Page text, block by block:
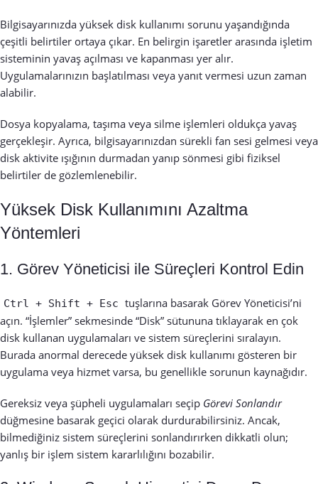
Bilgisayarınızda yüksek disk kullanımı sorunu yaşandığında
çeşitli belirtiler ortaya çıkar. En belirgin işaretler arasında işletim
sisteminin yavaş açılması ve kapanması yer alır.
Uygulamalarınızın başlatılması veya yanıt vermesi uzun zaman
alabilir.
Dosya kopyalama, taşıma veya silme işlemleri oldukça yavaş
gerçekleşir. Ayrıca, bilgisayarınızdan sürekli fan sesi gelmesi veya
disk aktivite ışığının durmadan yanıp sönmesi gibi fiziksel
belirtiler de gözlemlenebilir.
Yüksek Disk Kullanımını Azaltma
Yöntemleri
1. Görev Yöneticisi ile Süreçleri Kontrol Edin
Ctrl + Shift + Esc tuşlarına basarak Görev Yöneticisi’ni
açın. “İşlemler” sekmesinde “Disk” sütununa tıklayarak en çok
disk kullanan uygulamaları ve sistem süreçlerini sıralayın.
Burada anormal derecede yüksek disk kullanımı gösteren bir
uygulama veya hizmet varsa, bu genellikle sorunun kaynağıdır.
Gereksiz veya şüpheli uygulamaları seçip Görevi Sonlandır
düğmesine basarak geçici olarak durdurabilirsiniz. Ancak,
bilmediğiniz sistem süreçlerini sonlandırırken dikkatli olun;
yanlış bir işlem sistem kararlılığını bozabilir.